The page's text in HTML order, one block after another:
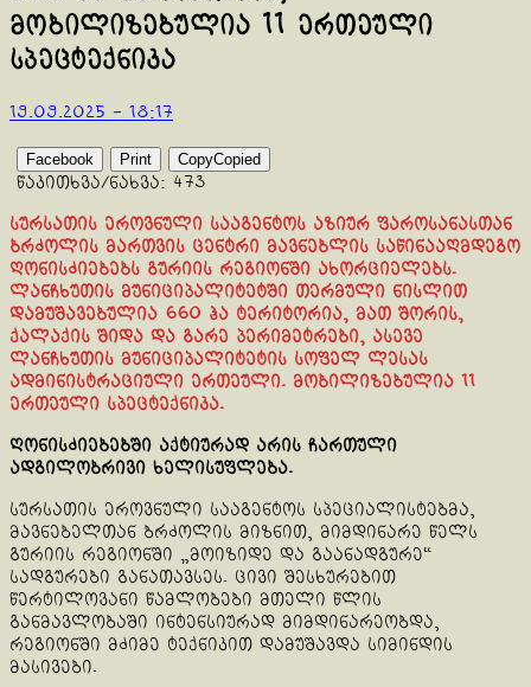
მობილიზებულია 11 ერთეული
სპეცტექნიკა
19.09.2025 - 18:17
Facebook Print CopyCopied
წაკითხვა/ნახვა: 473
სურსათის ეროვნული სააგენტოს აზიურ ფაროსანასთან
ბრძოლის მართვის ცენტრი მავნებლის საწინააღმდეგო
ღონისძიებებს გურიის რეგიონში ახორციელებს.
ლანჩხუთის მუნიციპალიტეტში თერმული ნისლით
დამუშავებულია 660 ჰა ტერიტორია, მათ შორის,
ქალაქის შიდა და გარე პერიმეტრები, ასევე
ლანჩხუთის მუნიციპალიტეტის სოფელ ლესას
ადმინისტრაციული ერთეული. მობილიზებულია 11
ერთეული სპეცტექნიკა.
ღონისძიებებში აქტიურად არის ჩართული
ადგილობრივი ხელისუფლება.
სურსათის ეროვნული სააგენტოს სპეციალისტებმა,
მავნებელთან ბრძოლის მიზნით, მიმდინარე წელს
გურიის რეგიონში „მოიზიდე და გაანადგურე“
სადგურები განათავსეს. ცივი შესხურებით
წერტილოვანი წამლობები მთელი წლის
განმავლობაში ინტენსიურად მიმდინარეობდა,
რეგიონში მძიმე ტექნიკით დამუშავდა სიმინდის
მასივები.